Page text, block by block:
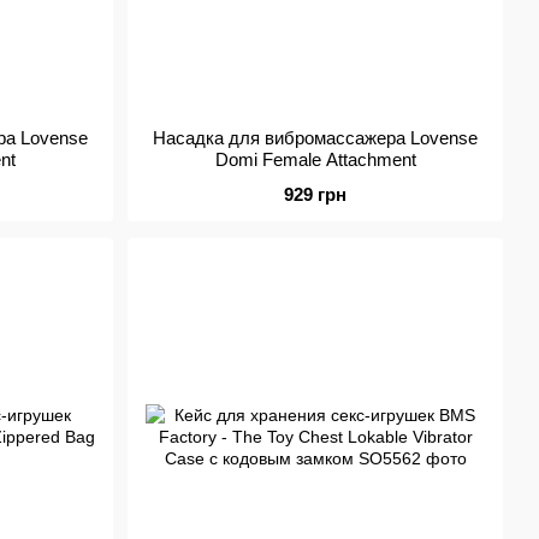
Lovense
Насадка для вибромассажера Lovense
Domi Female Attachment
929 грн